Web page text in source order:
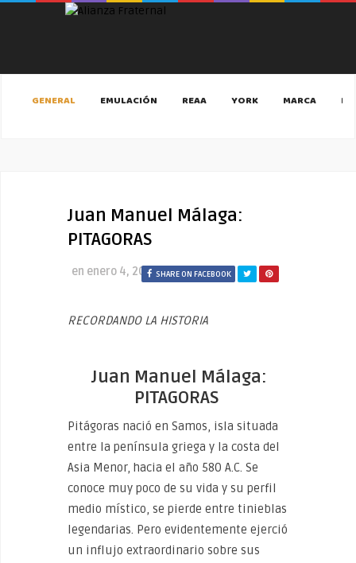
GENERAL EMULACIÓN REAA YORK MARCA
Juan Manuel Málaga:
PITAGORAS
en enero 4, 2020SHARE ON FACEBOOK
RECORDANDO LA HISTORIA
Juan Manuel Málaga:
PITAGORAS
Pitágoras nació en Samos, isla situada
entre la península griega y la costa del
Asia Menor, hacia el año 580 A.C. Se
conoce muy poco de su vida y su perfil
medio místico, se pierde entre tinieblas
legendarias. Pero evidentemente ejerció
un influjo extraordinario sobre sus